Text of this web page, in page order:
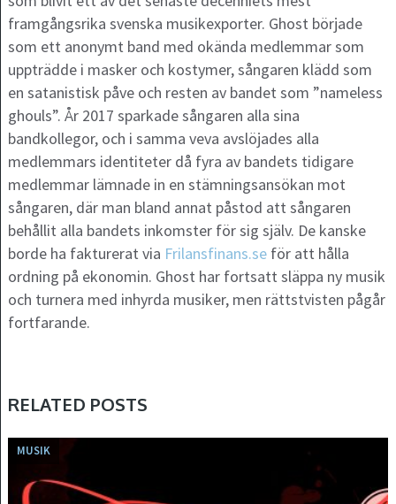
framgångsrika svenska musikexporter. Ghost började
som ett anonymt band med okända medlemmar som
uppträdde i masker och kostymer, sångaren klädd som
en satanistisk påve och resten av bandet som ”nameless
ghouls”. År 2017 sparkade sångaren alla sina
bandkollegor, och i samma veva avslöjades alla
medlemmars identiteter då fyra av bandets tidigare
medlemmar lämnade in en stämningsansökan mot
sångaren, där man bland annat påstod att sångaren
behållit alla bandets inkomster för sig själv. De kanske
borde ha fakturerat via Frilansfinans.seför att hålla
ordning på ekonomin. Ghost har fortsatt släppa ny musik
och turnera med inhyrda musiker, men rättstvisten pågår
fortfarande.
RELATED POSTS
MUSIK